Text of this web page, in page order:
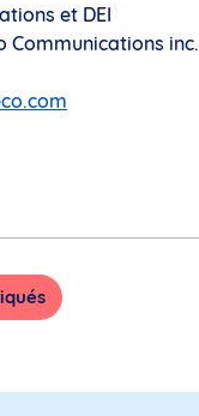
et DEI
Communications inc.